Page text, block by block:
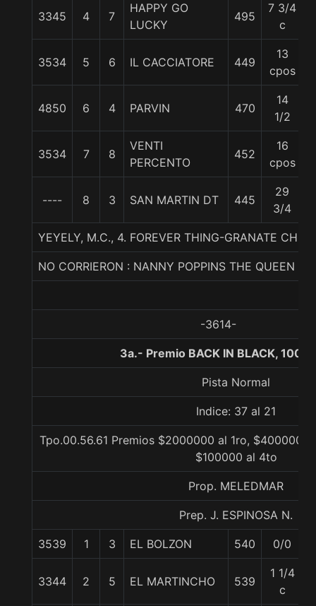
3345 4 7
HAPPY GO
LUCKY
495
7 3/4
c
3534 5 6 IL CACCIATORE 449
13
cpos
4850 6 4 PARVIN 470
14
1/2
3534 7 8
VENTI
PERCENTO
452
16
cpos
---- 8 3 SAN MARTIN DT 445
29
3/4
YEYELY, M.C., 4. FOREVER THING-GRANATE
NO CORRIERON : NANNY POPPINS THE QUEEN
-3614-
3a.- Premio BACK IN BLACK, 1000
Pista Normal
Indice: 37 al 21
Tpo.00.56.61 Premios $2000000 al 1ro, $400000
$100000 al 4to
Prop. MELEDMAR
Prep. J. ESPINOSA N.
3539 1 3 EL BOLZON 540 0/0
3344 2 5 EL MARTINCHO 539
1 1/4
c